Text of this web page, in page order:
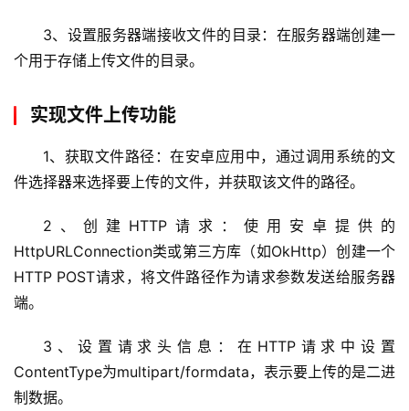
云
服
虚
3、设置服务器端接收文件的目录：在服务器端创建一
个用于存储上传文件的目录。
实现文件上传功能
1、获取文件路径：在安卓应用中，通过调用系统的文
件选择器来选择要上传的文件，并获取该文件的路径。
2、创建HTTP请求：使用安卓提供的
HttpURLConnection类或第三方库（如OkHttp）创建一个
HTTP POST请求，将文件路径作为请求参数发送给服务器
端。
3、设置请求头信息：在HTTP请求中设置
ContentType为multipart/formdata，表示要上传的是二进
制数据。